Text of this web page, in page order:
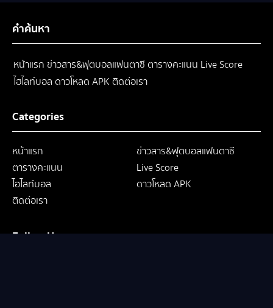
คำค้นหา
หน้าแรก ข่าวสาร&ฟุตบอลแฟนตาซีตารางคะแนน Live Score
ไฮไลท์บอลดาวโหลด APKติดต่อเรา
Categories
หน้าแรก
ข่าวสาร&ฟุตบอลแฟนตาซี
ตารางคะแนน
Live Score
ไฮไลท์บอล
ดาวโหลด APK
ติดต่อเรา
Follow Us